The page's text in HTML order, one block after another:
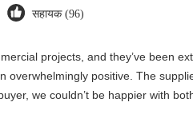
सहायक (96)
projects, and they’ve been
overwhelmingly positive. The
we couldn’t be happier with